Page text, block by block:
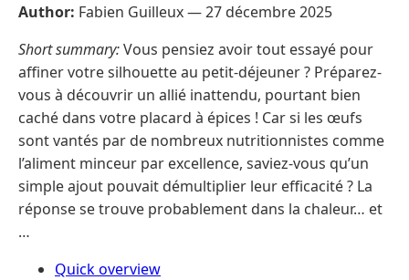
Author: Fabien Guilleux —27 décembre 2025
Short summary:Vous pensiez avoir tout essayé pour
affiner votre silhouette au petit-déjeuner ? Préparez-
vous à découvrir un allié inattendu, pourtant bien
caché dans votre placard à épices ! Car si les œufs
sont vantés par de nombreux nutritionnistes comme
l’aliment minceur par excellence, saviez-vous qu’un
simple ajout pouvait démultiplier leur efficacité ? La
réponse se trouve probablement dans la chaleur… et
…
Quick overview